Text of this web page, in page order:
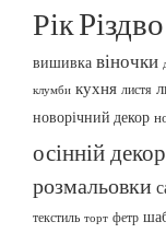
РікРіздво
вишивка віночки
клумби кухня листя
новорічний декор
осінній декор
розмальовки
текстиль торт фетр